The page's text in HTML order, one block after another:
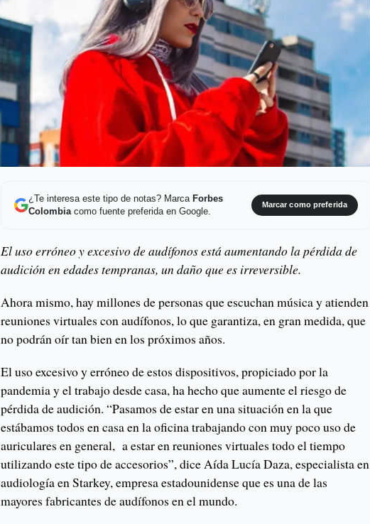
¿Te interesa este tipo de notas? Marca Forbes
Colombiacomo fuente preferida en Google.
Marcar como preferida
El uso erróneo y excesivo de audífonos está aumentando la pérdida de
audición en edades tempranas, un daño que es irreversible.
Ahora mismo, hay millones de personas que escuchan música y atienden
reuniones virtuales con audífonos, lo que garantiza, en gran medida, que
no podrán oír tan bien en los próximos años.
El uso excesivo y erróneo de estos dispositivos, propiciado por la
pandemia y el trabajo desde casa, ha hecho que aumente el riesgo de
pérdida de audición. “Pasamos de estar en una situación en la que
estábamos todos en casa en la oficina trabajando con muy poco uso de
auriculares en general, a estar en reuniones virtuales todo el tiempo
utilizando este tipo de accesorios”, dice Aída Lucía Daza, especialista en
audiología en Starkey, empresa estadounidense que es una de las
mayores fabricantes de audífonos en el mundo.